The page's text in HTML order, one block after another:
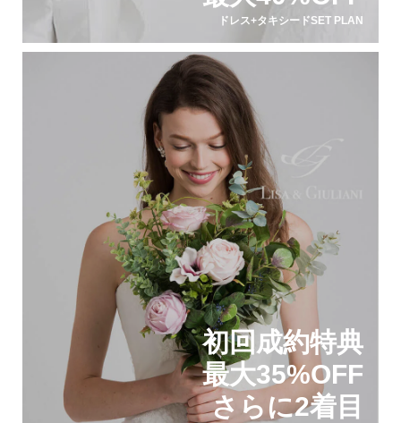
ドレス+タキシードSET PLAN
初回成約特典
最大35%OFF
さらに2着目